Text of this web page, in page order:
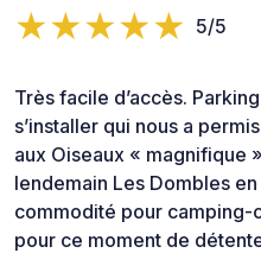
5/5
Très facile d’accès.
s’installer qui nous a
aux Oiseaux « magnifique
lendemain Les Dombles
commodité pour camping-
pour ce moment de